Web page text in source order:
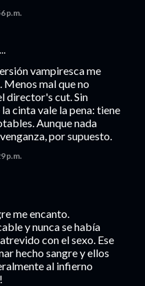
p.m.
vampiresca me
mal que no
director's cut. Sin
cinta vale la pena: tiene
Aunque nada
por supuesto.
p.m.
me encanto.
y nunca se había
con el sexo. Ese
hecho sangre y ellos
al infierno